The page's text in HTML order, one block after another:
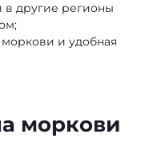
в другие регионы
и удобная
моркови